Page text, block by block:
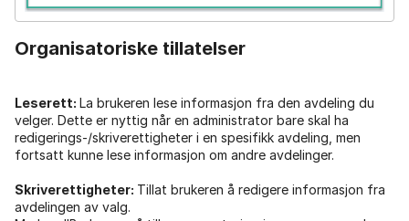
Organisatoriske tillatelser
Leserett: La brukeren lese informasjon fra den avdeling du
velger. Dette er nyttig når en administrator bare skal ha
redigerings-/skriverettigheter i en spesifikk avdeling, men
fortsatt kunne lese informasjon om andre avdelinger.
Skriverettigheter: Tillat brukeren å redigere informasjon fra
avdelingen av valg.